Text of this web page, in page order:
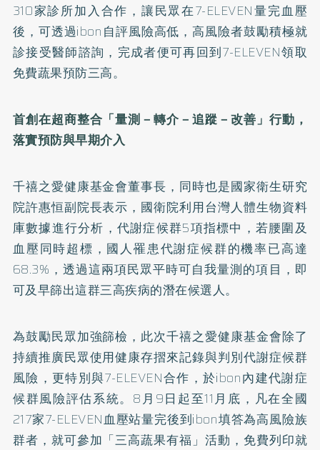
310家診所加入合作，讓民眾在7-ELEVEN量完血壓
後，可透過ibon自評風險高低，高風險者鼓勵積極就
診接受醫師諮詢，完成者便可再回到7-ELEVEN領取
免費蔬果預防三高。
首創在超商整合「量測－轉介－追蹤－改善」行動，
落實預防與早期介入
千禧之愛健康基金會董事長，同時也是國家衛生研究
院許惠恒副院長表示，國衛院利用台灣人體生物資料
庫數據進行分析，代謝症候群5項指標中，若腰圍及
血壓同時超標，國人罹患代謝症候群的機率已高達
68.3%，透過這兩項民眾平時可自我量測的項目，即
可及早篩出這群三高疾病的潛在候選人。
為鼓勵民眾加強篩檢，此次千禧之愛健康基金會除了
持續推廣民眾使用健康存摺來記錄與判別代謝症候群
風險，更特別與7-ELEVEN合作，於ibon內建代謝症
候群風險評估系統。8月9日起至11月底，凡在全國
217家7-ELEVEN血壓站量完後到ibon填答為高風險族
群者，就可參加「三高蔬果有福」活動，免費列印就